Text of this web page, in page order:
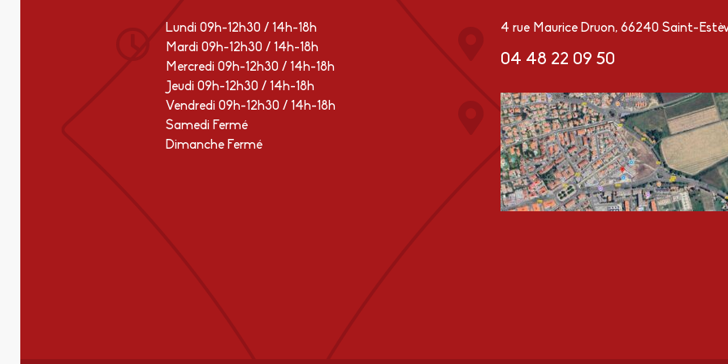
Lundi 09h-12h30 / 14h-18h
Mardi 09h-12h30 / 14h-18h
Mercredi 09h-12h30 / 14h-18h
Jeudi 09h-12h30 / 14h-18h
Vendredi 09h-12h30 / 14h-18h
Samedi Fermé
Dimanche Fermé
4 rue Maurice Druon, 66240 Saint-
04 48 22 09 50